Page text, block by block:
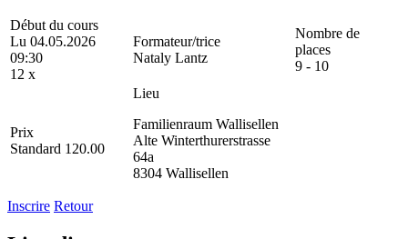
Début du cours
Lu 04.05.2026
09:30
12 x
Formateur/trice
Nataly Lantz
Nombre de
places
9 - 10
Prix
Standard 120.00
Lieu
Familienraum Wallisellen
Alte Winterthurerstrasse
64a
8304 Wallisellen
Inscrire Retour